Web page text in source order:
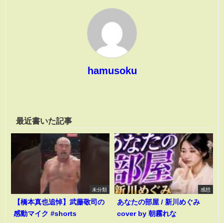
hamusoku
最近書いた記事
未分類
【橋本真也追悼】武藤敬司の
感動マイク #shorts
感想
あなたの部屋 / 新川めぐみ
cover by 朝霧れな